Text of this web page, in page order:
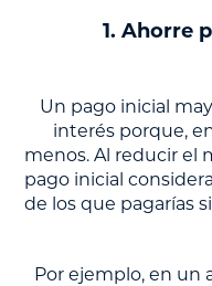
1. Ahorre
Un pago inicial
interés porque,
menos. Al reducir el
pago inicial
de los que pagarías
Por ejemplo, en un